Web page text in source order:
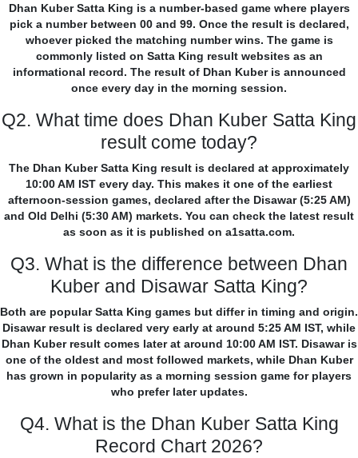
Dhan Kuber Satta King is a number-based game where players
pick a number between 00 and 99. Once the result is declared,
whoever picked the matching number wins. The game is
commonly listed on Satta King result websites as an
informational record. The result of Dhan Kuber is announced
once every day in the morning session.
Q2. What time does Dhan Kuber Satta King
result come today?
The Dhan Kuber Satta King result is declared at approximately
10:00 AM IST every day. This makes it one of the earliest
afternoon-session games, declared after the Disawar (5:25 AM)
and Old Delhi (5:30 AM) markets. You can check the latest result
as soon as it is published on a1satta.com.
Q3. What is the difference between Dhan
Kuber and Disawar Satta King?
Both are popular Satta King games but differ in timing and origin.
Disawar result is declared very early at around 5:25 AM IST, while
Dhan Kuber result comes later at around 10:00 AM IST. Disawar is
one of the oldest and most followed markets, while Dhan Kuber
has grown in popularity as a morning session game for players
who prefer later updates.
Q4. What is the Dhan Kuber Satta King
Record Chart 2026?